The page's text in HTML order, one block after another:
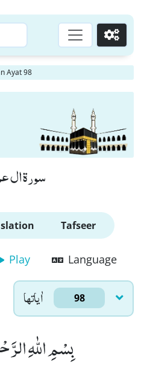
Go
Ayat 98
سورة ال
Tafseer
Play Language
اٰياتها 98
بِسْمِ اللّٰهِ